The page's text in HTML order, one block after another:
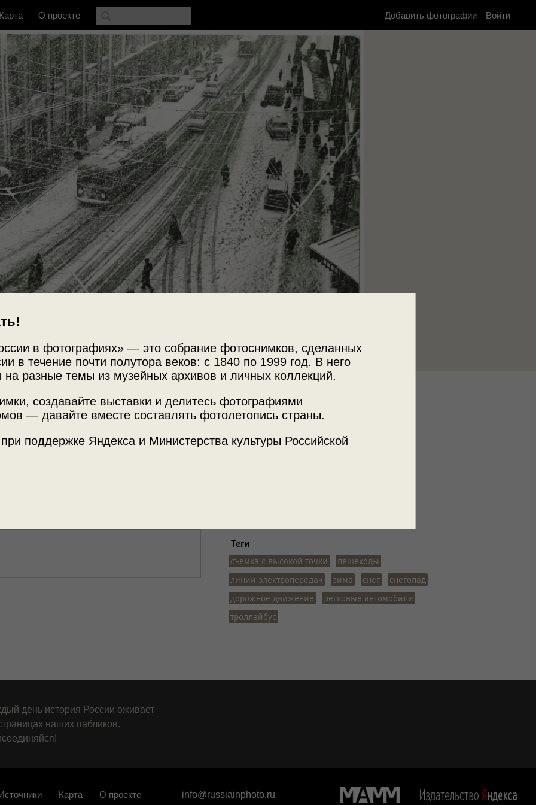
в фотографиях» — это собрание фотоснимков, сделанных
в течение почти полутора веков: с 1840 по 1999 год. В него
на разные темы из музейных архивов и личных коллекций.
создавайте выставки и делитесь фотографиями
— давайте вместе составлять фотолетопись страны.
поддержке Яндекса и Министерства культуры Российской
Карта О проекте Добавить фотографии Войти
Источник
МАММ / МДФ
Теги
съемка с высокой точки
пешеходы
линии электропередач
зима снег
снегопад
дорожное движение
легковые автомобили
троллейбус
мосту
вокруг чего-то ждет…»
день история России оживает
наших пабликов.
Карта О проекте info@russiainphoto.ru